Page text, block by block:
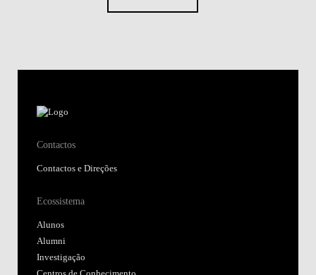
Contactos
Contactos e Direções
Ecossistema
Alunos
Alumni
Investigação